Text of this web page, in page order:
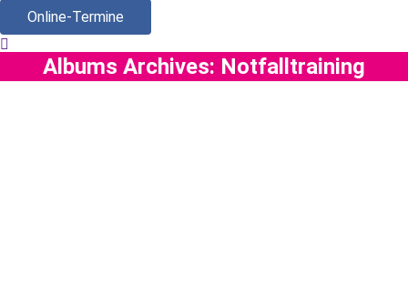
Online-Termine
Search:
Albums Archives: Notfalltraining